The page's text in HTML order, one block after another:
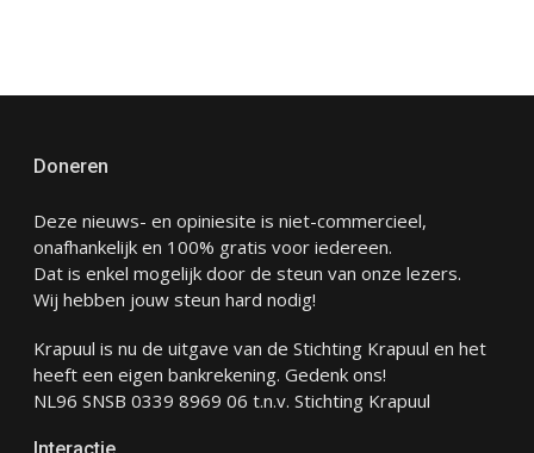
Doneren
Deze nieuws- en opiniesite is niet-commercieel,
onafhankelijk en 100% gratis voor iedereen.
Dat is enkel mogelijk door de steun van onze lezers.
Wij hebben jouw steun hard nodig!
Krapuul is nu de uitgave van de Stichting Krapuul en het
heeft een eigen bankrekening. Gedenk ons!
NL96 SNSB 0339 8969 06 t.n.v. Stichting Krapuul